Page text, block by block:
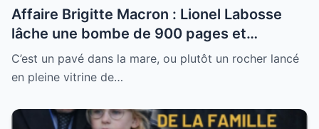
Affaire Brigitte Macron : Lionel Labosse
lâche une bombe de 900 pages et
dénonce “l’omerta d’État” sur le plus grand
tabou de la Ve République
C’est un pavé dans la mare, ou plutôt un rocher lancé
en pleine vitrine de…